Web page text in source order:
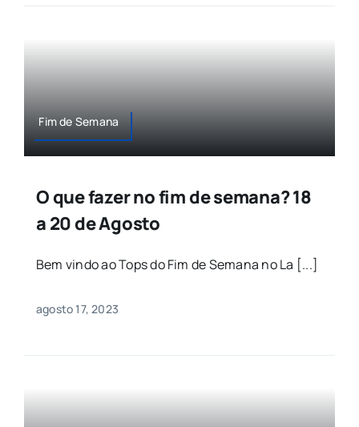
Fim de Semana
O que fazer no fim de semana? 18
a 20 de Agosto
Bem vindo ao Tops do Fim de Semana no La [...]
agosto 17, 2023